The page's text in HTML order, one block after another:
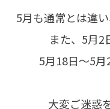
5月も通常とは違
また、5月2
5月18日～5月
大変ご迷惑